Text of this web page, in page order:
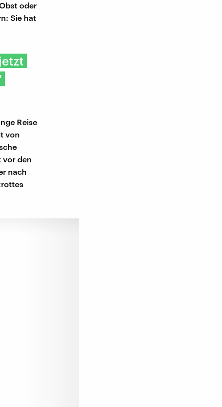
oder
Sie hat
Reise
von
vor den
nach